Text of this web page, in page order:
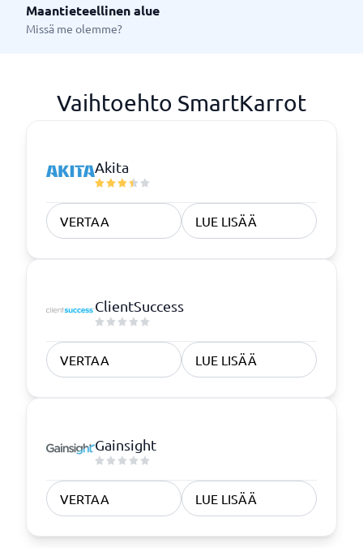
Maantieteellinen alue
Missä me olemme?
Vaihtoehto SmartKarrot
Akita
VERTAA LUE LISÄÄ
ClientSuccess
VERTAA LUE LISÄÄ
Gainsight
VERTAA LUE LISÄÄ